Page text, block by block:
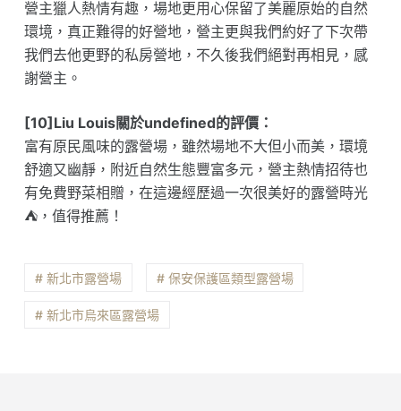
營主獵人熱情有趣，場地更用心保留了美麗原始的自然
環境，真正難得的好營地，營主更與我們約好了下次帶
我們去他更野的私房營地，不久後我們絕對再相見，感
謝營主。
[10]Liu Louis關於undefined的評價：
富有原民風味的露營場，雖然場地不大但小而美，環境
舒適又幽靜，附近自然生態豐富多元，營主熱情招待也
有免費野菜相贈，在這邊經歷過一次很美好的露營時光
⛺️，值得推薦！
# 新北市露營場 # 保安保護區類型露營場
# 新北市烏來區露營場